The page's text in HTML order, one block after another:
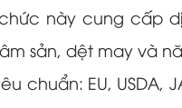
này cung cấp
sản, dệt may và
EU, USDA,